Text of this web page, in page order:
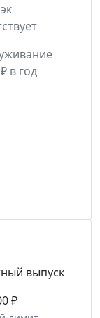
в год
выпуск
₽